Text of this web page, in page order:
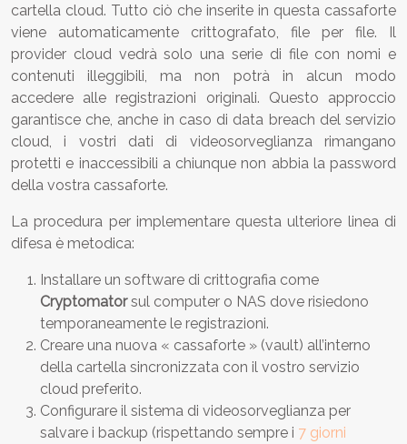
cartella cloud. Tutto ciò che inserite in questa cassaforte
viene automaticamente crittografato, file per file. Il
provider cloud vedrà solo una serie di file con nomi e
contenuti illeggibili, ma non potrà in alcun modo
accedere alle registrazioni originali. Questo approccio
garantisce che, anche in caso di data breach del servizio
cloud, i vostri dati di videosorveglianza rimangano
protetti e inaccessibili a chiunque non abbia la password
della vostra cassaforte.
La procedura per implementare questa ulteriore linea di
difesa è metodica:
Installare un software di crittografia come
Cryptomatorsul computer o NAS dove risiedono
temporaneamente le registrazioni.
Creare una nuova « cassaforte » (vault) all’interno
della cartella sincronizzata con il vostro servizio
cloud preferito.
Configurare il sistema di videosorveglianza per
salvare i backup (rispettando sempre i 7 giorni